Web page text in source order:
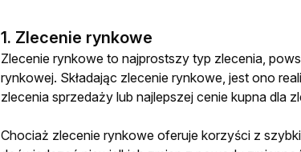
1. Zlecenie rynkowe
Zlecenie rynkowe to najprostszy typ zlecenia,
rynkowej. Składając zlecenie rynkowe, jest ono
zlecenia sprzedaży lub najlepszej cenie kupna dla
Chociaż zlecenie rynkowe oferuje korzyści z